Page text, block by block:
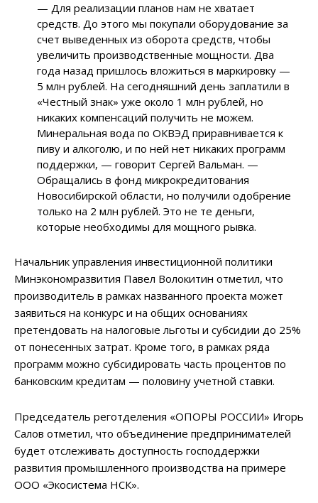
— Для реализации планов нам не хватает
средств. До этого мы покупали оборудование за
счет выведенных из оборота средств, чтобы
увеличить производственные мощности. Два
года назад пришлось вложиться в маркировку —
5 млн рублей. На сегодняшний день заплатили в
«Честный знак» уже около 1 млн рублей, но
никаких компенсаций получить не можем.
Минеральная вода по ОКВЭД приравнивается к
пиву и алкоголю, и по ней нет никаких программ
поддержки, — говорит Сергей Вальман. —
Обращались в фонд микрокредитования
Новосибирской области, но получили одобрение
только на 2 млн рублей. Это не те деньги,
которые необходимы для мощного рывка.
Начальник управления инвестиционной политики
Минэкономразвития Павел Волокитин отметил, что
производитель в рамках названного проекта может
заявиться на конкурс и на общих основаниях
претендовать на налоговые льготы и субсидии до 25%
от понесенных затрат. Кроме того, в рамках ряда
программ можно субсидировать часть процентов по
банковским кредитам — половину учетной ставки.
Председатель реготделения «ОПОРЫ РОССИИ» Игорь
Салов отметил, что объединение предпринимателей
будет отслеживать доступность господдержки
развития промышленного производства на примере
ООО «Экосистема НСК».